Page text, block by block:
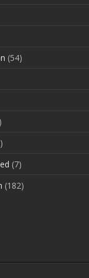
(54)
(7)
(182)